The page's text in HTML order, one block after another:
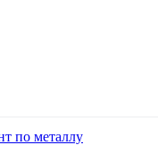
по металлу